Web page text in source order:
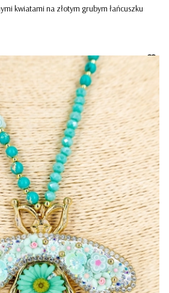
kwiatami na złotym grubym łańcuszku